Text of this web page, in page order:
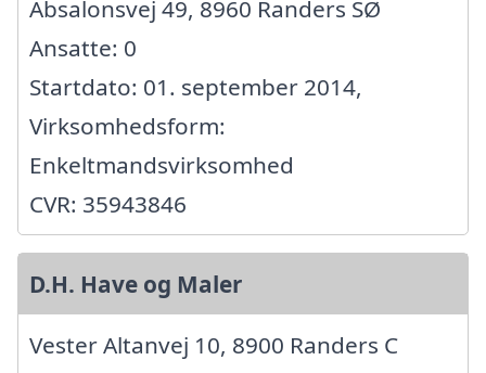
Absalonsvej 49, 8960 Randers SØ
Ansatte: 0
Startdato: 01. september 2014,
Virksomhedsform:
Enkeltmandsvirksomhed
CVR: 35943846
D.H. Have og Maler
Vester Altanvej 10, 8900 Randers C